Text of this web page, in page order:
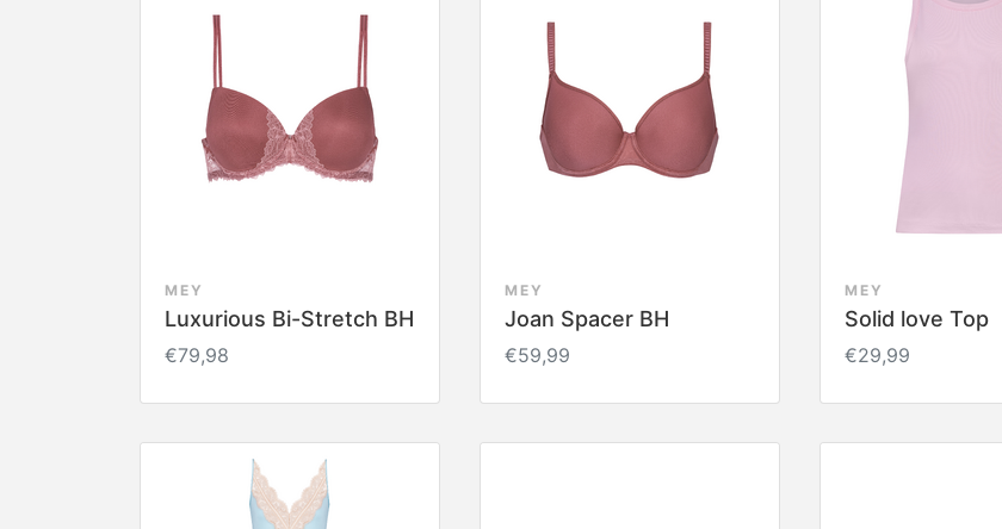
MEY
Luxurious Bi-Stretch BH
€79,98
MEY
Joan Spacer BH
€59,99
MEY
Solid love Top
€29,99